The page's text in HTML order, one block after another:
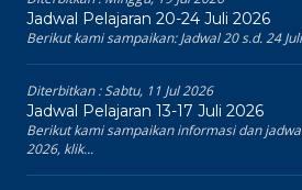
Jadwal Pelajaran 20-24 Juli 2026
Berikut kami sampaikan: Jadwal 20 s.d. 24
Diterbitkan :Sabtu, 11 Jul 2026
Jadwal Pelajaran 13-17 Juli 2026
Berikut kami sampaikan informasi dan
2026, klik...